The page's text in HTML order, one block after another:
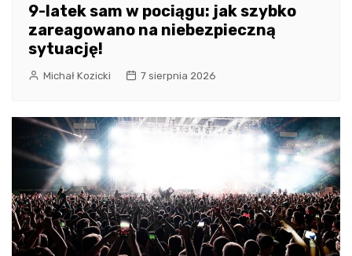
9-latek sam w pociągu: jak szybko
zareagowano na niebezpieczną
sytuację!
Michał Kozicki 7 sierpnia 2026